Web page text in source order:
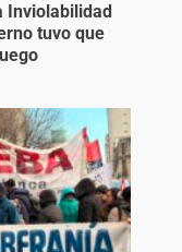
Inviolabilidad
tuvo que